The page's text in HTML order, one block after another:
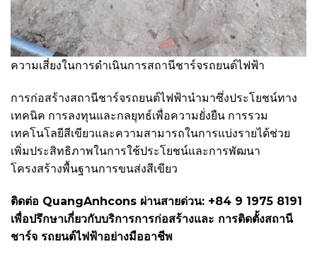
ความเสี่ยงในการดำเนินการสถานีชาร์จรถยนต์ไฟฟ้า
การก่อสร้างสถานีชาร์จรถยนต์ไฟฟ้านำมาซึ่งประโยชน์ทาง
เทคนิค การลงทุนและกลยุทธ์เพื่อความยั่งยืน การรวม
เทคโนโลยีสีเขียวและความสามารถในการแบ่งรายได้ช่วย
เพิ่มประสิทธิภาพในการใช้ประโยชน์และการพัฒนา
โครงสร้างพื้นฐานการขนส่งสีเขียว
ติดต่อ QuangAnhcons ผ่านสายด่วน: +84 9 1975 8191
เพื่อปรึกษาเกี่ยวกับบริการการก่อสร้างและ การติดตั้งสถานี
ชาร์จ รถยนต์ไฟฟ้าอย่างมืออาชีพ